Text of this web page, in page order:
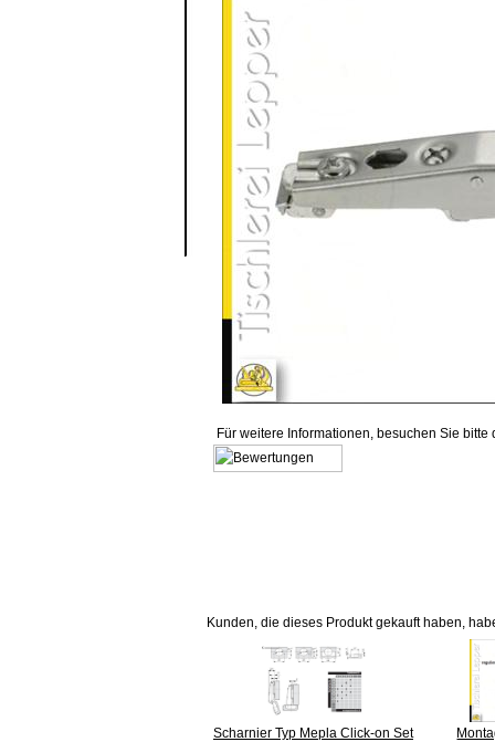
Für weitere Informationen, besuchen Sie bitte
Kunden, die dieses Produkt gekauft haben,
Scharnier Typ Mepla Click-on Set